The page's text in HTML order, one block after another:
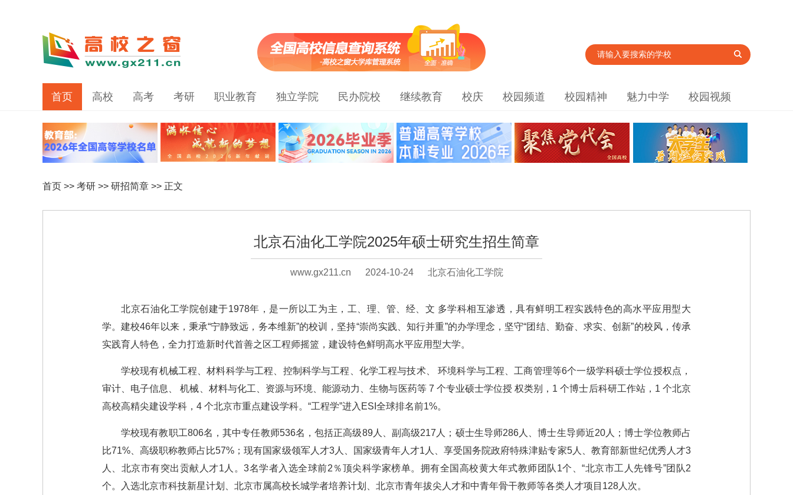
首页 高校 高考 考研 职业教育 独立学院 民办院校 继续教育 校庆 校园频道 校园精神 魅力中学 校园视频
首页 >> 考研 >> 研招简章 >> 正文
北京石油化工学院2025年硕士研究生招生简章
www.gx211.cn 2024-10-24 北京石油化工学院
北京石油化工学院创建于1978年，是一所以工为主，工、理、管、经、文 多学科相互渗透，具有鲜明工程实践特色的高水平应用型大
学。建校46年以来，秉承“宁静致远，务本维新”的校训，坚持“崇尚实践、知行并重”的办学理念，坚守“团结、勤奋、求实、创新”的校风，传承
实践育人特色，全力打造新时代首善之区工程师摇篮，建设特色鲜明高水平应用型大学。
学校现有机械工程、材料科学与工程、控制科学与工程、化学工程与技术、 环境科学与工程、工商管理等6个一级学科硕士学位授权点，
审计、电子信息、 机械、材料与化工、资源与环境、能源动力、生物与医药等 7 个专业硕士学位授 权类别，1 个博士后科研工作站，1 个北京
高校高精尖建设学科，4 个北京市重点建设学科。“工程学”进入ESI全球排名前1%。
学校现有教职工806名，其中专任教师536名，包括正高级89人、副高级217人；硕士生导师286人、博士生导师近20人；博士学位教师占
比71%、高级职称教师占比57%；现有国家级领军人才3人、国家级青年人才1人、享受国务院政府特殊津贴专家5人、教育部新世纪优秀人才3
人、北京市有突出贡献人才1人。3名学者入选全球前2％顶尖科学家榜单。拥有全国高校黄大年式教师团队1个、“北京市工人先锋号”团队2
个。入选北京市科技新星计划、北京市属高校长城学者培养计划、北京市青年拔尖人才和中青年骨干教师等各类人才项目128人次。